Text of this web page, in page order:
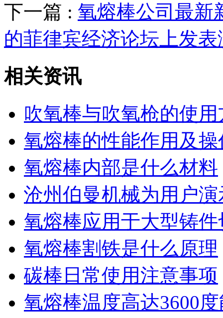
下一篇 : 氧熔棒公司最新
的菲律宾经济论坛上发表
相关资讯
吹氧棒与吹氧枪的使用
氧熔棒的性能作用及
氧熔棒内部是什么材料
沧州伯曼机械为用户
氧熔棒应用于大型铸
氧熔棒割铁是什么原理
碳棒日常使用注意事项
氧熔棒温度高达3600